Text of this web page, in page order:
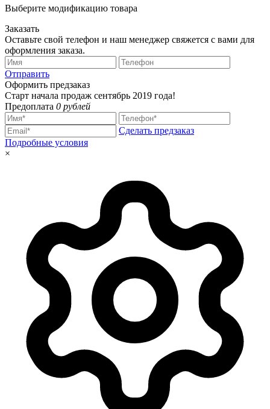
Выберите модификацию товара
Заказать
Оставьте свой телефон и наш менеджер свяжется с вами для
оформления заказа.
Отправить
Оформить предзаказ
Старт начала продаж сентябрь 2019 года!
Предоплата 0 рублей
Сделать предзаказ
Подробные условия
×